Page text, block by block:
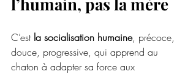
C’est la socialisation humaine, précoce,
douce, progressive, qui apprend au
chaton à adapter sa force aux